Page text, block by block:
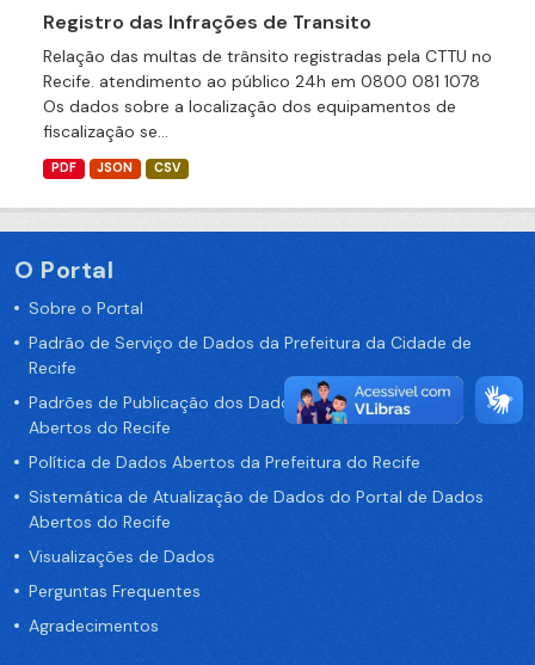
Registro das Infrações de Transito
Relação das multas de trânsito registradas pela CTTU no
Recife. atendimento ao público 24h em 0800 081 1078
Os dados sobre a localização dos equipamentos de
fiscalização se...
PDF JSON CSV
O Portal
Sobre o Portal
Padrão de Serviço de Dados da Prefeitura da Cidade de
Recife
Padrões de Publicação dos Dados no Portal de Dados
Abertos do Recife
Política de Dados Abertos da Prefeitura do Recife
Sistemática de Atualização de Dados do Portal de Dados
Abertos do Recife
Visualizações de Dados
Perguntas Frequentes
Agradecimentos